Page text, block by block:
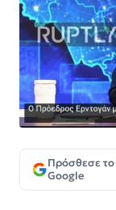
Πρόσθεσε το
Google